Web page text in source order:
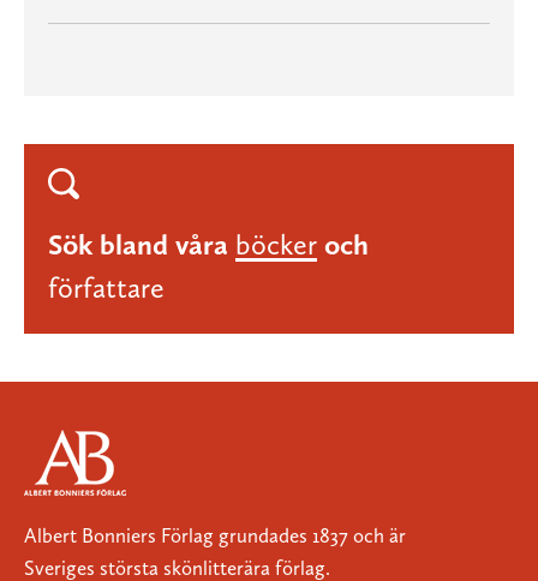
Sök bland våra böcker och
författare
Albert Bonniers Förlag grundades 1837 och är
Sveriges största skönlitterära förlag.